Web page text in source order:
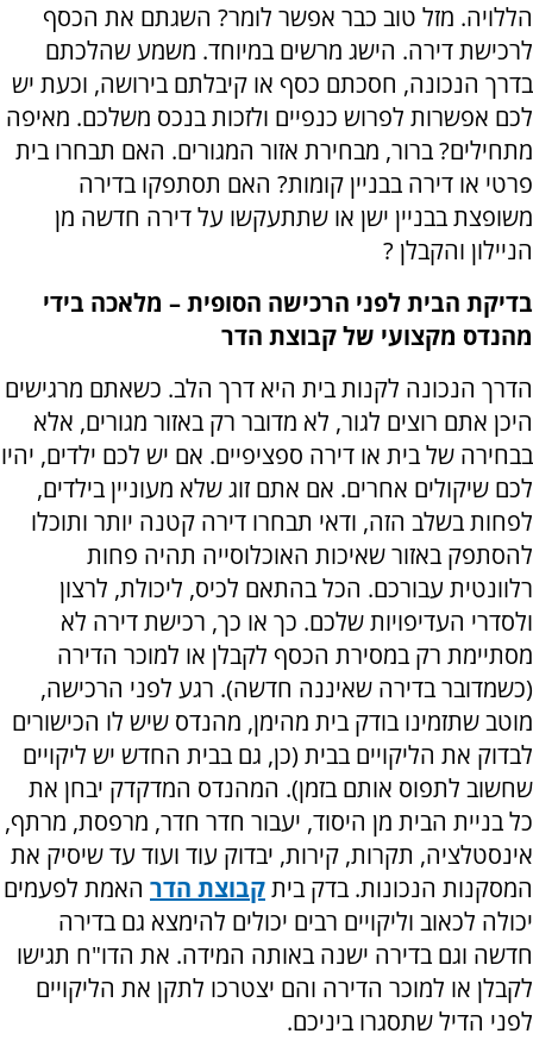
הללויה. מזל טוב כבר אפשר לומר? השגתם את הכסף
לרכישת דירה. הישג מרשים במיוחד. משמע שהלכתם
בדרך הנכונה, חסכתם כסף או קיבלתם בירושה, וכעת יש
לכם אפשרות לפרוש כנפיים ולזכות בנכס משלכם. מאיפה
מתחילים? ברור, מבחירת אזור המגורים. האם תבחרו בית
פרטי או דירה בבניין קומות? האם תסתפקו בדירה
משופצת בבניין ישן או שתתעקשו על דירה חדשה מן
הניילון והקבלן ?
בדיקת הבית לפני הרכישה הסופית – מלאכה בידי
מהנדס מקצועי של קבוצת הדר
הדרך הנכונה לקנות בית היא דרך הלב. כשאתם מרגישים
היכן אתם רוצים לגור, לא מדובר רק באזור מגורים, אלא
בבחירה של בית או דירה ספציפיים. אם יש לכם ילדים, יהיו
לכם שיקולים אחרים. אם אתם זוג שלא מעוניין בילדים,
לפחות בשלב הזה, ודאי תבחרו דירה קטנה יותר ותוכלו
להסתפק באזור שאיכות האוכלוסייה תהיה פחות
רלוונטית עבורכם. הכל בהתאם לכיס, ליכולת, לרצון
ולסדרי העדיפויות שלכם. כך או כך, רכישת דירה לא
מסתיימת רק במסירת הכסף לקבלן או למוכר הדירה
(כשמדובר בדירה שאיננה חדשה). רגע לפני הרכישה,
מוטב שתזמינו בודק בית מהימן, מהנדס שיש לו הכישורים
לבדוק את הליקויים בבית (כן, גם בבית החדש יש ליקויים
שחשוב לתפוס אותם בזמן). המהנדס המדקדק יבחן את
כל בניית הבית מן היסוד, יעבור חדר חדר, מרפסת, מרתף,
אינסטלציה, תקרות, קירות, יבדוק עוד ועוד עד שיסיק את
המסקנות הנכונות. בדק ביתקבוצת הדר האמת לפעמים
יכולה לכאוב וליקויים רבים יכולים להימצא גם בדירה
חדשה וגם בדירה ישנה באותה המידה. את הדו"ח תגישו
לקבלן או למוכר הדירה והם יצטרכו לתקן את הליקויים
לפני הדיל שתסגרו ביניכם.